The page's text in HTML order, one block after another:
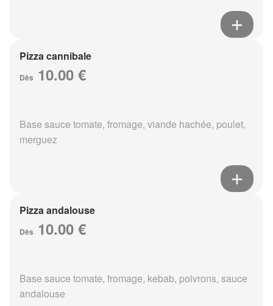
Pizza cannibale
Dès 10.00 €
Base sauce tomate, fromage, viande hachée, poulet,
merguez
Pizza andalouse
Dès 10.00 €
Base sauce tomate, fromage, kebab, poivrons, sauce
andalouse